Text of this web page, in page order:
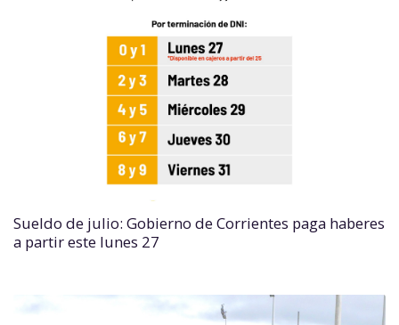
Sueldo de julio: Gobierno de Corrientes paga haberes
a partir este lunes 27